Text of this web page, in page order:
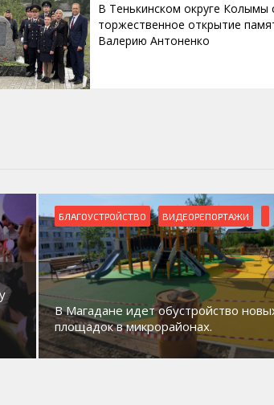
В Тенькинском округе Колымы
торжественное открытие
Валерию Антоненко
БЛАГОУСТРОЙСТВО ВИДЕОРЕПОРТАЖИ
В Магадане идет обустройство
площадок в микрорайонах.